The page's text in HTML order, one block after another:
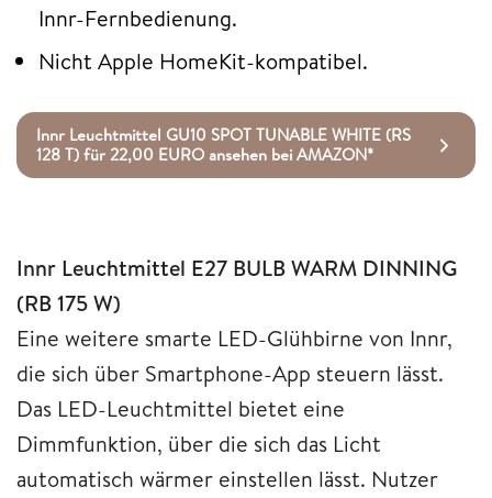
Innr-Fernbedienung.
Nicht Apple HomeKit-kompatibel.
Innr Leuchtmittel GU10 SPOT TUNABLE WHITE (RS
128 T) für 22,00 EURO ansehen bei AMAZON*
Innr Leuchtmittel E27 BULB WARM DINNING
(RB 175 W)
Eine weitere smarte LED-Glühbirne von Innr,
die sich über Smartphone-App steuern lässt.
Das LED-Leuchtmittel bietet eine
Dimmfunktion, über die sich das Licht
automatisch wärmer einstellen lässt. Nutzer